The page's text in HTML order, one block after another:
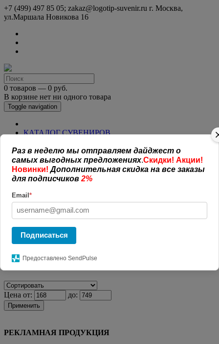
+7 (499) 497 85 05; zakaz@logotip-suvenir.ru г. Москва,
ул.Маршала Новикова 16
0 товаров — 0 руб.
В корзине нет ни одного товара
Toggle navigation
КАТАЛОГ СУВЕНИРОВ
Рекламная полиграфия
Оплата и доставка
Открытая информация
СОГЛАШЕНИЕ (ОФЕРТА )
Наши работы
Новости
Обратная связь
ГлавнаяКАТАЛОГ СУВЕНИРОВ
логотипом.Бизнес блокноты
красный
Цена от: до:
Применить
РЕКЛАМНАЯ ПРОДУКЦИЯ
Раз в неделю мы отправляем дайджест о
самых выгодных предложениях.Скидки! Акции!
Новинки!Дополнительная скидка на все заказы
для подписчиков 2%
Email *
Подписаться
Предоставлено SendPulse